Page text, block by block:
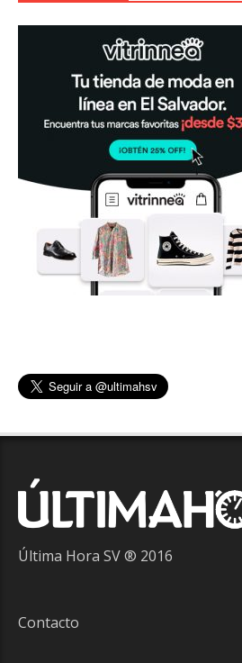
Última Hora SV ® 2016
Contacto